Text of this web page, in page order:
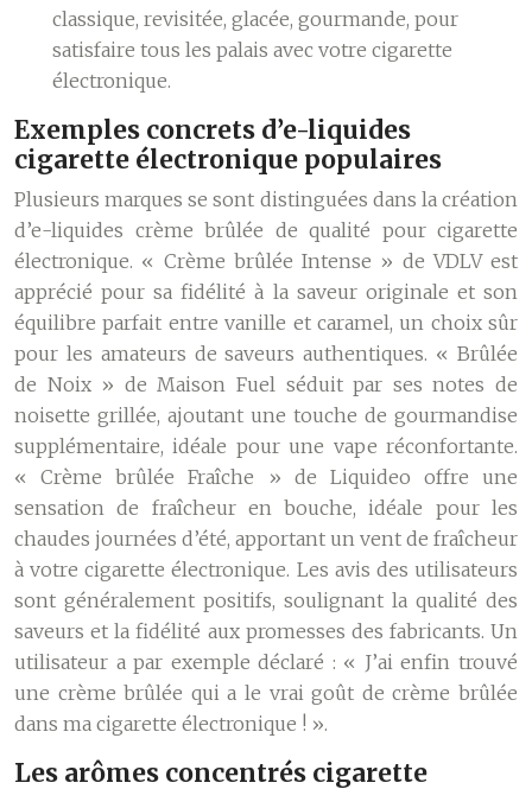
classique, revisitée, glacée, gourmande, pour
satisfaire tous les palais avec votre cigarette
électronique.
Exemples concrets d’e-liquides
cigarette électronique populaires
Plusieurs marques se sont distinguées dans la création
d’e-liquides crème brûlée de qualité pour cigarette
électronique. « Crème brûlée Intense » de VDLV est
apprécié pour sa fidélité à la saveur originale et son
équilibre parfait entre vanille et caramel, un choix sûr
pour les amateurs de saveurs authentiques. « Brûlée
de Noix » de Maison Fuel séduit par ses notes de
noisette grillée, ajoutant une touche de gourmandise
supplémentaire, idéale pour une vape réconfortante.
« Crème brûlée Fraîche » de Liquideo offre une
sensation de fraîcheur en bouche, idéale pour les
chaudes journées d’été, apportant un vent de fraîcheur
à votre cigarette électronique. Les avis des utilisateurs
sont généralement positifs, soulignant la qualité des
saveurs et la fidélité aux promesses des fabricants. Un
utilisateur a par exemple déclaré : « J’ai enfin trouvé
une crème brûlée qui a le vrai goût de crème brûlée
dans ma cigarette électronique ! ».
Les arômes concentrés cigarette